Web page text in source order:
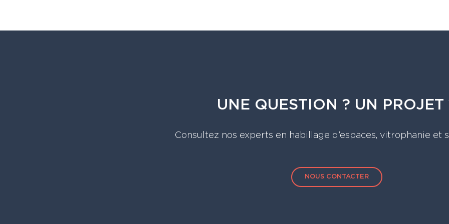
UNE QUESTION ? UN PROJET
Consultez nos experts en habillage d’espaces, vitrophanie et
NOUS CONTACTER